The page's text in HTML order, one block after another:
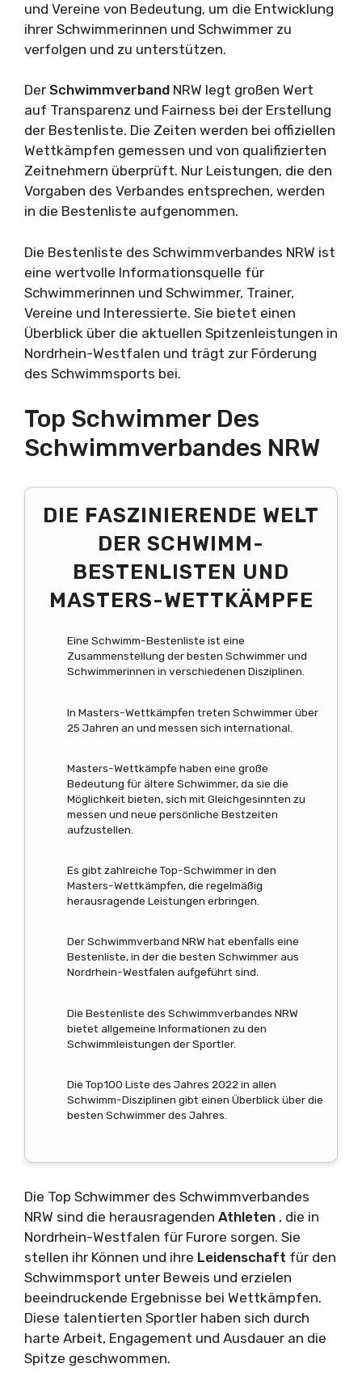
und Vereine von Bedeutung, um die Entwicklung
ihrer Schwimmerinnen und Schwimmer zu
verfolgen und zu unterstützen.
Der Schwimmverband NRW legt großen Wert
auf Transparenz und Fairness bei der Erstellung
der Bestenliste. Die Zeiten werden bei offiziellen
Wettkämpfen gemessen und von qualifizierten
Zeitnehmern überprüft. Nur Leistungen, die den
Vorgaben des Verbandes entsprechen, werden
in die Bestenliste aufgenommen.
Die Bestenliste des Schwimmverbandes NRW ist
eine wertvolle Informationsquelle für
Schwimmerinnen und Schwimmer, Trainer,
Vereine und Interessierte. Sie bietet einen
Überblick über die aktuellen Spitzenleistungen in
Nordrhein-Westfalen und trägt zur Förderung
des Schwimmsports bei.
Top Schwimmer Des
Schwimmverbandes NRW
DIE FASZINIERENDE WELT
DER SCHWIMM-
BESTENLISTEN UND
MASTERS-WETTKÄMPFE
Eine Schwimm-Bestenliste ist eine
Zusammenstellung der besten Schwimmer und
Schwimmerinnen in verschiedenen Disziplinen.
In Masters-Wettkämpfen treten Schwimmer über
25 Jahren an und messen sich international.
Masters-Wettkämpfe haben eine große
Bedeutung für ältere Schwimmer, da sie die
Möglichkeit bieten, sich mit Gleichgesinnten zu
messen und neue persönliche Bestzeiten
aufzustellen.
Es gibt zahlreiche Top-Schwimmer in den
Masters-Wettkämpfen, die regelmäßig
herausragende Leistungen erbringen.
Der Schwimmverband NRW hat ebenfalls eine
Bestenliste, in der die besten Schwimmer aus
Nordrhein-Westfalen aufgeführt sind.
Die Bestenliste des Schwimmverbandes NRW
bietet allgemeine Informationen zu den
Schwimmleistungen der Sportler.
Die Top100 Liste des Jahres 2022 in allen
Schwimm-Disziplinen gibt einen Überblick über die
besten Schwimmer des Jahres.
Die Top Schwimmer des Schwimmverbandes
NRW sind die herausragenden Athleten , die in
Nordrhein-Westfalen für Furore sorgen. Sie
stellen ihr Können und ihre Leidenschaft für den
Schwimmsport unter Beweis und erzielen
beeindruckende Ergebnisse bei Wettkämpfen.
Diese talentierten Sportler haben sich durch
harte Arbeit, Engagement und Ausdauer an die
Spitze geschwommen.